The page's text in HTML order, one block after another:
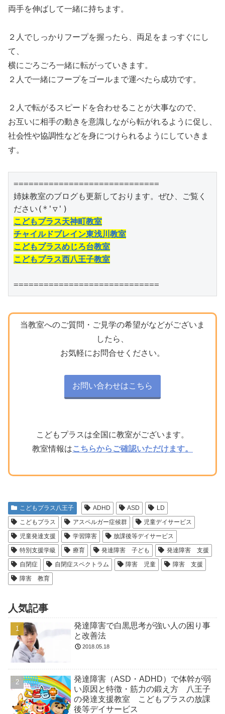
両手を伸ばして一緒に持ちます。
２人でしっかりフープを握ったら、両足をまっすぐにし
て、
横にごろごろ一緒に転がっていきます。
２人で一緒にフープをゴールまで運べたら成功です。
２人で転がるスピードを合わせることが大事なので、
お互いに相手の動きを意識しながら転がれるように促し、
社会性や協調性などを身につけられるようにしていきま
す。
=============================
姉妹教室のブログも更新しております。ぜひ、ご覧く
こどもプラス天神町教室
チャイルドブレイン東浅川教室
こどもプラスめじろ台教室
こどもプラス西八王子教室
=============================
当教室へのご質問・ご見学の希望がなどがございま
したら、
お気軽にお問合せください。
お問い合わせはこちら
こどもプラスは全国に教室がございます。
教室情報はこちらからご確認いただけます。
こどもプラス八王子 ADHD ASD
LD
こどもプラス
アスペルガー症候群
児童デイサービス
児童発達支援
学習障害
放課後等デイサービス
特別支援学級
療育 発達障害 子ども
発達障害 支援
自閉症
自閉症スペクトラム 障害 児童
障害 支援
障害 教育
人気記事
発達障害で白黒思考が強い人の困り事
と改善法
2018.05.18
発達障害（ASD・ADHD）で体幹が弱
い原因と特徴・筋力の鍛え方 八王子
の発達支援教室 こどもプラスの放課
後等デイサービス